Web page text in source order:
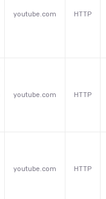
youtube.com HTTP
youtube.com HTTP
youtube.com HTTP